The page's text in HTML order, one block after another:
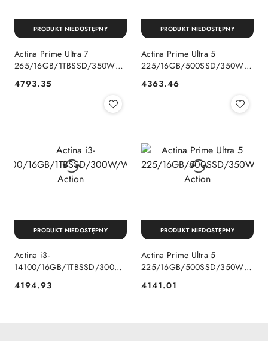
Actina Prime Ultra 7
265/16GB/1TBSSD/350W/W11H
Action
Cena:
4793.35
PRODUKT NIEDOSTĘPNY
Actina Prime Ultra 5
225/16GB/500SSD/350W/W11P
Action
Cena:
4363.46
PRODUKT NIEDOSTĘPNY
Actina i3-
14100/16GB/1TBSSD/300W/W11P
Cena:
4194.93
PRODUKT NIEDOSTĘPNY
Actina Prime Ultra 5
225/16GB/500SSD/350W/
Cena:
4141.01
PRODUKT NIEDOSTĘPNY